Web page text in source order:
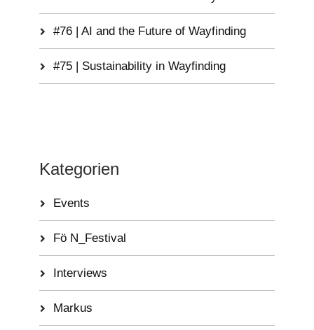
#76 | AI and the Future of Wayfinding
#75 | Sustainability in Wayfinding
Kategorien
Events
Fö N_Festival
Interviews
Markus